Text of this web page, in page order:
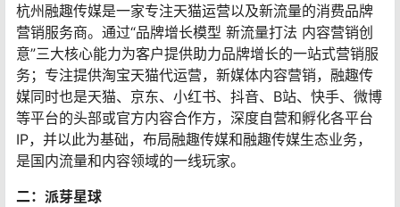
杭州融趣传媒是一家专注天猫运营以及新流量的消费品牌
营销服务商。通过“品牌增长模型 新流量打法 内容营销创
意”三大核心能力为客户提供助力品牌增长的一站式营销服
务；专注提供淘宝天猫代运营，新媒体内容营销，融趣传
媒同时也是天猫、京东、小红书、抖音、B站、快手、微博
等平台的头部或官方内容合作方，深度自营和孵化各平台
IP，并以此为基础，布局融趣传媒和融趣传媒生态业务，
是国内流量和内容领域的一线玩家。
二：派芽星球